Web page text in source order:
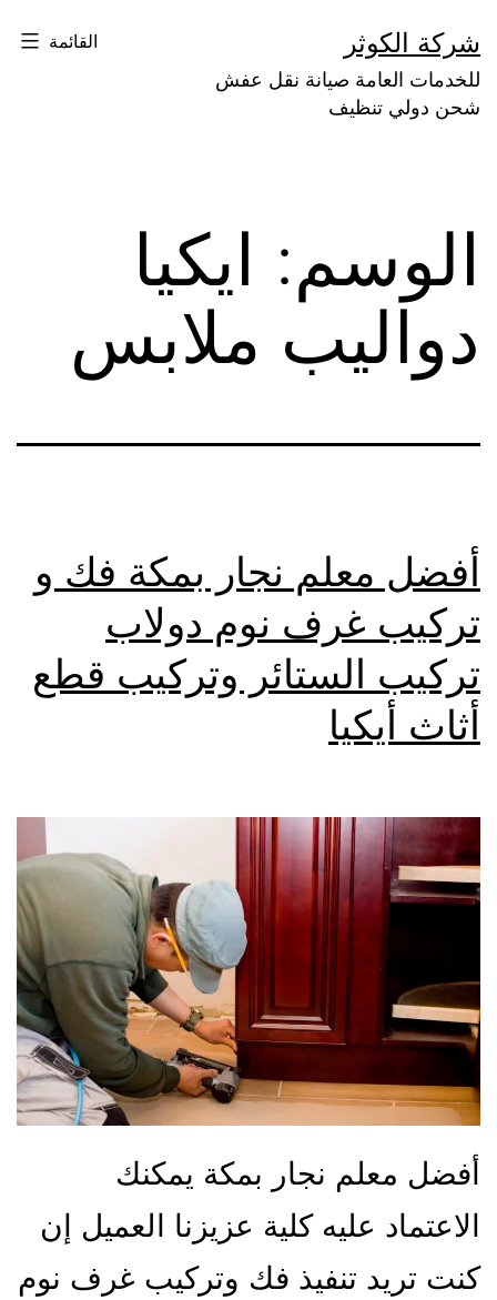
إلى
المحتوى
شركة الكوثر
للخدمات العامة صيانة نقل عفش
شحن دولي تنظيف
القائمة
الوسم: ايكيا
دواليب ملابس
أفضل معلم نجار بمكة فك و
تركيب غرف نوم دولاب
تركيب الستائر وتركيب قطع
أثاث أيكيا
أفضل معلم نجار بمكة يمكنك
الاعتماد عليه كلية عزيزنا العميل إن
كنت تريد تنفيذ فك وتركيب غرف نوم